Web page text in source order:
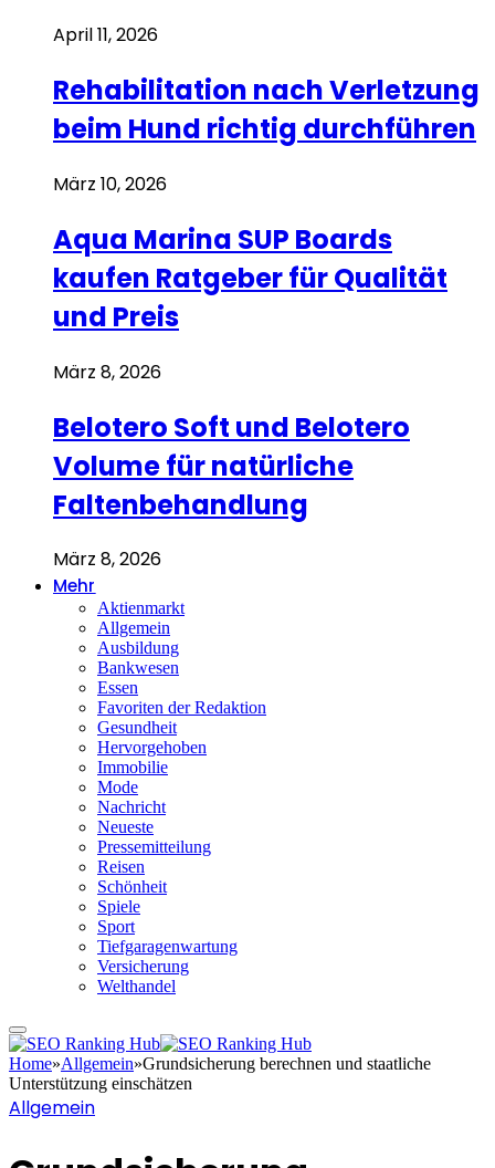
April 11, 2026
Rehabilitation nach Verletzung
beim Hund richtig durchführen
März 10, 2026
Aqua Marina SUP Boards
kaufen Ratgeber für Qualität
und Preis
März 8, 2026
Belotero Soft und Belotero
Volume für natürliche
Faltenbehandlung
März 8, 2026
Mehr
Aktienmarkt
Allgemein
Ausbildung
Bankwesen
Essen
Favoriten der Redaktion
Gesundheit
Hervorgehoben
Immobilie
Mode
Nachricht
Neueste
Pressemitteilung
Reisen
Schönheit
Spiele
Sport
Tiefgaragenwartung
Versicherung
Welthandel
Home»Allgemein»Grundsicherung berechnen und staatliche
Unterstützung einschätzen
Allgemein